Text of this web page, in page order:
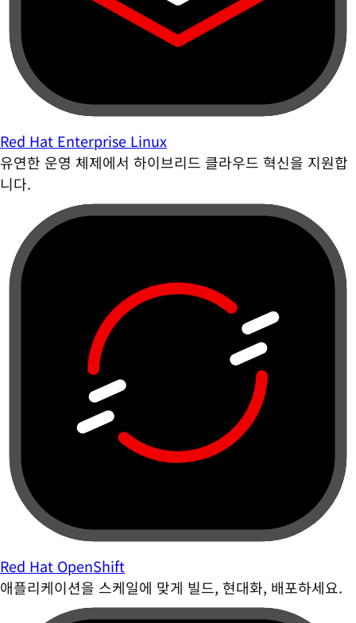
Red Hat Enterprise Linux
유연한 운영 체제에서 하이브리드 클라우드 혁신을 지원합
니다.
Red Hat OpenShift
애플리케이션을 스케일에 맞게 빌드, 현대화, 배포하세요.